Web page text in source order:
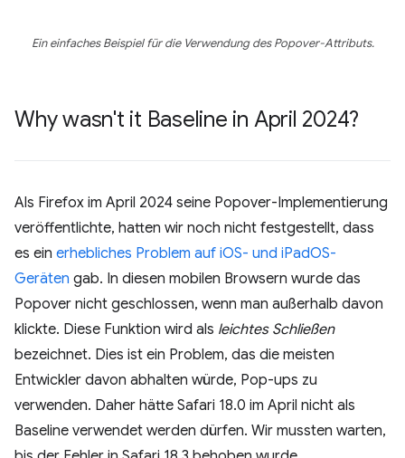
Ein einfaches Beispiel für die Verwendung des Popover-Attributs.
Why wasn't it Baseline in April 2024?
Als Firefox im April 2024 seine Popover-Implementierung
veröffentlichte, hatten wir noch nicht festgestellt, dass
es ein erhebliches Problem auf iOS- und iPadOS-
Geräten gab. In diesen mobilen Browsern wurde das
Popover nicht geschlossen, wenn man außerhalb davon
klickte. Diese Funktion wird als leichtes Schließen
bezeichnet. Dies ist ein Problem, das die meisten
Entwickler davon abhalten würde, Pop-ups zu
verwenden. Daher hätte Safari 18.0 im April nicht als
Baseline verwendet werden dürfen. Wir mussten warten,